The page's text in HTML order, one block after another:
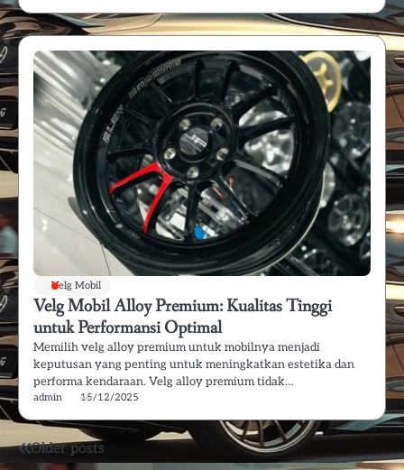
Velg Mobil
Velg Mobil Alloy Premium: Kualitas Tinggi
untuk Performansi Optimal
Memilih velg alloy premium untuk mobilnya menjadi
keputusan yang penting untuk meningkatkan estetika dan
performa kendaraan. Velg alloy premium tidak…
admin 15/12/2025
Posts
Older posts